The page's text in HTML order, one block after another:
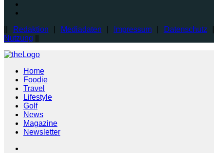
Redaktion Mediadaten Impressum| Datenschutz|
Nutzung
Home
Foodie
Travel
Lifestyle
Golf
News
Magazine
Newsletter